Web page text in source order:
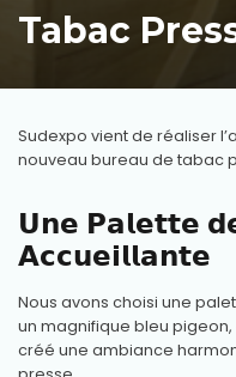
Tabac
Sudexpo vient de réaliser
nouveau bureau de tabac
𝗨𝗻𝗲 𝗣𝗮𝗹𝗲𝘁𝘁𝗲
𝗔𝗰𝗰𝘂𝗲𝗶𝗹𝗹𝗮𝗻𝘁𝗲
Nous avons choisi une
un magnifique bleu
créé une ambiance